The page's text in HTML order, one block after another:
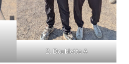
2. Doublette A